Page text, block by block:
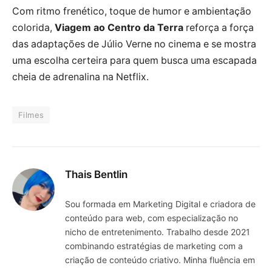
Com ritmo frenético, toque de humor e ambientação
colorida, Viagem ao Centro da Terra reforça a força
das adaptações de Júlio Verne no cinema e se mostra
uma escolha certeira para quem busca uma escapada
cheia de adrenalina na Netflix.
Filmes
Thais Bentlin
Sou formada em Marketing Digital e criadora de
conteúdo para web, com especialização no
nicho de entretenimento. Trabalho desde 2021
combinando estratégias de marketing com a
criação de conteúdo criativo. Minha fluência em